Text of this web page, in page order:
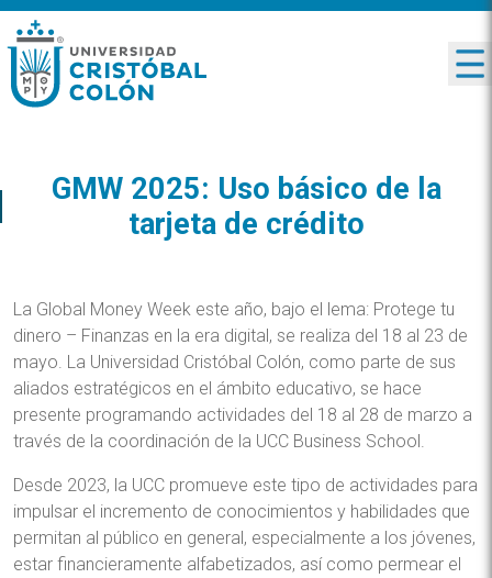
GMW 2025: Uso básico de la
tarjeta de crédito
La Global Money Week este año, bajo el lema: Protege tu
dinero – Finanzas en la era digital, se realiza del 18 al 23 de
mayo. La Universidad Cristóbal Colón, como parte de sus
aliados estratégicos en el ámbito educativo, se hace
presente programando actividades del 18 al 28 de marzo a
través de la coordinación de la UCC Business School.
Desde 2023, la UCC promueve este tipo de actividades para
impulsar el incremento de conocimientos y habilidades que
permitan al público en general, especialmente a los jóvenes,
estar financieramente alfabetizados, así como permear el